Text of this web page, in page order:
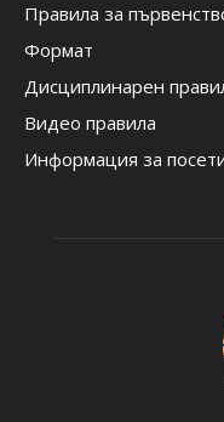
Правила за
Формат
Дисциплинарен
Видео правила
Информация за